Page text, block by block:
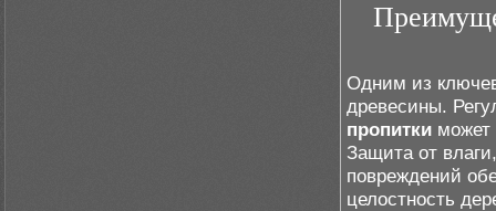
Одним из
древесины.
пропитки может
Защита от
повреждений
целостность